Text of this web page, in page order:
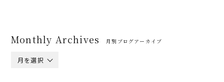
Monthly Archives 月別ブログアーカイブ
月を選択